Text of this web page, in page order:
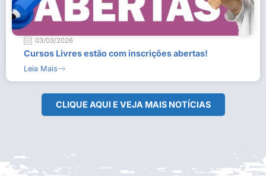
03/03/2026
Cursos Livres estão com inscrições abertas!
Leia Mais
CLIQUE AQUI E VEJA MAIS NOTÍCIAS